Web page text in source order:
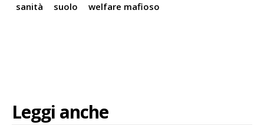
sanità
suolo welfare mafioso
Leggi anche